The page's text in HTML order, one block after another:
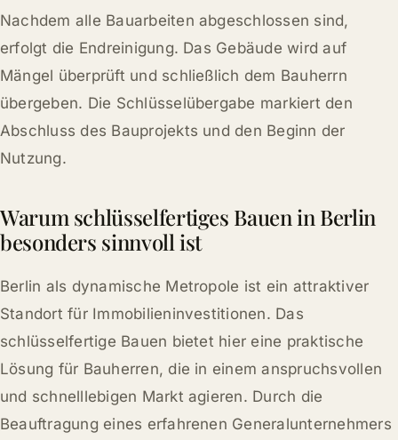
Nachdem alle Bauarbeiten abgeschlossen sind,
erfolgt die Endreinigung. Das Gebäude wird auf
Mängel überprüft und schließlich dem Bauherrn
übergeben. Die Schlüsselübergabe markiert den
Abschluss des Bauprojekts und den Beginn der
Nutzung.
Warum schlüsselfertiges Bauen in Berlin
besonders sinnvoll ist
Berlin als dynamische Metropole ist ein attraktiver
Standort für Immobilieninvestitionen. Das
schlüsselfertige Bauen bietet hier eine praktische
Lösung für Bauherren, die in einem anspruchsvollen
und schnelllebigen Markt agieren. Durch die
Beauftragung eines erfahrenen Generalunternehmers